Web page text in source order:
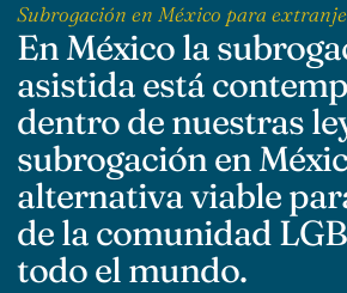
Subrogación en México para
En México la
asistida está
dentro de nuestras
subrogación en
alternativa viable
de la comunidad
todo el mundo.